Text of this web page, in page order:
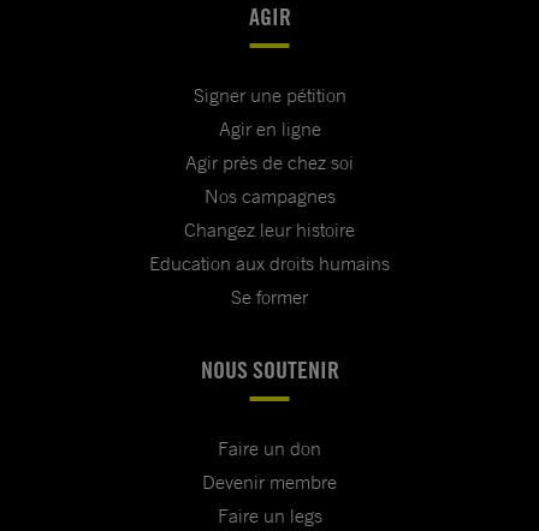
AGIR
Signer une pétition
Agir en ligne
Agir près de chez soi
Nos campagnes
Changez leur histoire
Education aux droits humains
Se former
NOUS SOUTENIR
Faire un don
Devenir membre
Faire un legs